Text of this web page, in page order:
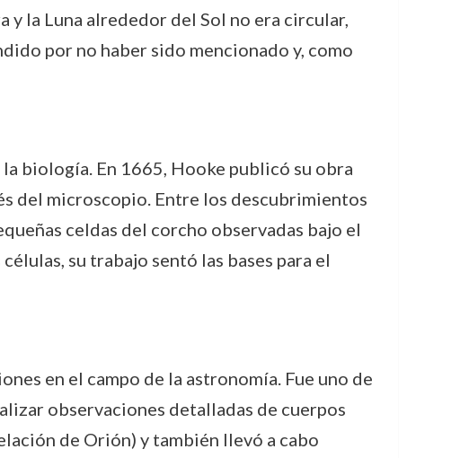
y la Luna alrededor del Sol no era circular,
por no haber sido mencionado y, como
biología. En 1665, Hooke publicó su obra
del microscopio. Entre los descubrimientos
celdas del corcho observadas bajo el
su trabajo sentó las bases para el
en el campo de la astronomía. Fue uno de
observaciones detalladas de cuerpos
de Orión) y también llevó a cabo